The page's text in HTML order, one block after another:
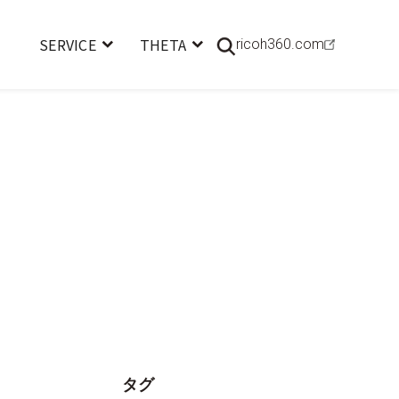
SERVICE THETA ricoh360.com
タグ